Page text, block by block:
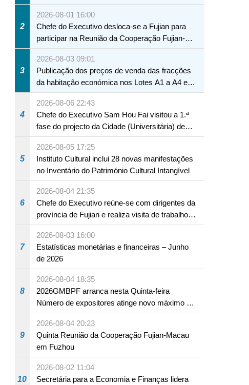
2
2026-08-01 16:00
Chefe do Executivo desloca-se a Fujian para
participar na Reunião da Cooperação Fujian-
Macau
3
2026-08-03 09:01
Publicação dos preços de venda das fracções
da habitação económica nos Lotes A1 a A4 e
A12 da Zona A dos Novos Aterros
4
2026-08-06 22:43
Chefe do Executivo Sam Hou Fai visitou a 1.ª
fase do projecto da Cidade (Universitária) de
Educação Internacional de Macau e Hengqin
5
2026-08-05 17:25
Instituto Cultural inclui 28 novas manifestações
no Inventário do Património Cultural Intangível
6
2026-08-04 21:35
Chefe do Executivo reúne-se com dirigentes da
província de Fujian e realiza visita de trabalho
em Fuzhou
7
2026-08-03 16:00
Estatísticas monetárias e financeiras – Junho
de 2026
8
2026-08-04 18:35
2026GMBPF arranca nesta Quinta-feira
Número de expositores atinge novo máximo em
18 anos
9
2026-08-04 20:23
Quinta Reunião da Cooperação Fujian-Macau
em Fuzhou
10
2026-08-02 11:04
Secretária para a Economia e Finanças lidera